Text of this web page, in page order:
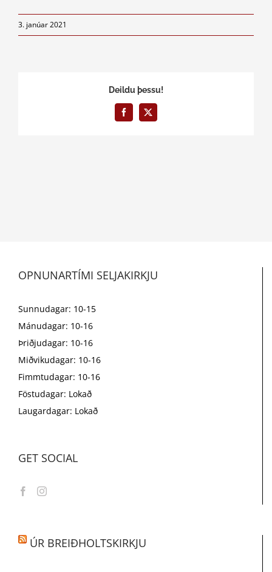
3. janúar 2021
Deildu þessu!
Facebook
X
OPNUNARTÍMI SELJAKIRKJU
Sunnudagar: 10-15
Mánudagar: 10-16
Þriðjudagar: 10-16
Miðvikudagar: 10-16
Fimmtudagar: 10-16
Föstudagar: Lokað
Laugardagar: Lokað
GET SOCIAL
ÚR BREIÐHOLTSKIRKJU